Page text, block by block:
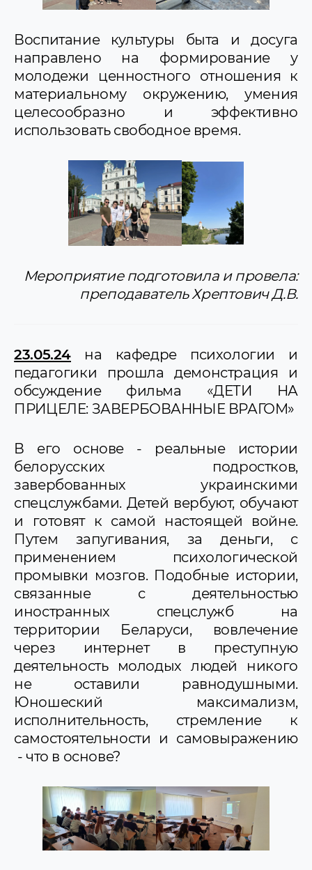
Воспитание культуры быта и досуга
направлено на формирование у
молодежи ценностного отношения к
материальному окружению, умения
целесообразно и эффективно
использовать свободное время.
Мероприятие подготовила и провела:
преподаватель Хрептович Д.В.
23.05.24на кафедре психологии и
педагогики прошла демонстрация и
обсуждение фильма «ДЕТИ НА
ПРИЦЕЛЕ: ЗАВЕРБОВАННЫЕ ВРАГОМ»
В его основе - реальные истории
белорусских подростков,
завербованных украинскими
спецслужбами. Детей вербуют, обучают
и готовят к самой настоящей войне.
Путем запугивания, за деньги, с
применением психологической
промывки мозгов. Подобные истории,
связанные с деятельностью
иностранных спецслужб на
территории Беларуси, вовлечение
через интернет в преступную
деятельность молодых людей никого
не оставили равнодушными.
Юношеский максимализм,
исполнительность, стремление к
самостоятельности и самовыражению
- что в основе?